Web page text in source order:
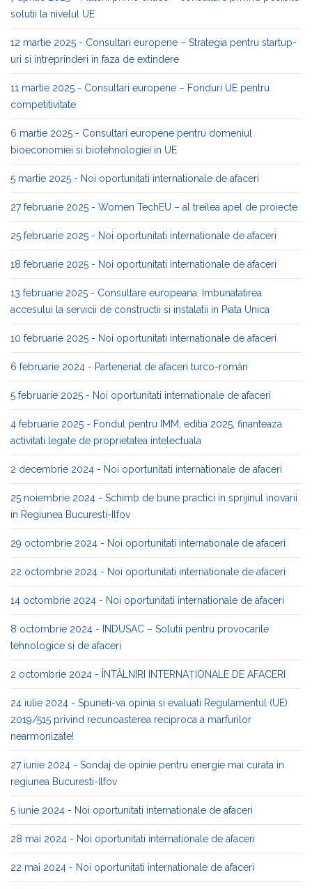
solutii la nivelul UE
12 martie 2025 - Consultari europene – Strategia pentru startup-
uri si intreprinderi in faza de extindere
11 martie 2025 - Consultari europene – Fonduri UE pentru
competitivitate
6 martie 2025 - Consultari europene pentru domeniul
bioeconomiei si biotehnologiei in UE
5 martie 2025 - Noi oportunitati internationale de afaceri
27 februarie 2025 - Women TechEU – al treilea apel de proiecte
25 februarie 2025 - Noi oportunitati internationale de afaceri
18 februarie 2025 - Noi oportunitati internationale de afaceri
13 februarie 2025 - Consultare europeana: Imbunatatirea
accesului la servicii de constructii si instalatii in Piata Unica
10 februarie 2025 - Noi oportunitati internationale de afaceri
6 februarie 2024 - Parteneriat de afaceri turco-român
5 februarie 2025 - Noi oportunitati internationale de afaceri
4 februarie 2025 - Fondul pentru IMM, editia 2025, finanteaza
activitati legate de proprietatea intelectuala
2 decembrie 2024 - Noi oportunitati internationale de afaceri
25 noiembrie 2024 - Schimb de bune practici in sprijinul inovarii
in Regiunea Bucuresti-Ilfov
29 octombrie 2024 - Noi oportunitati internationale de afaceri
22 octombrie 2024 - Noi oportunitati internationale de afaceri
14 octombrie 2024 - Noi oportunitati internationale de afaceri
8 octombrie 2024 - INDUSAC – Solutii pentru provocarile
tehnologice si de afaceri
2 octombrie 2024 - ÎNTÂLNIRI INTERNAȚIONALE DE AFACERI
24 iulie 2024 - Spuneti-va opinia si evaluati Regulamentul (UE)
2019/515 privind recunoasterea reciproca a marfurilor
nearmonizate!
27 iunie 2024 - Sondaj de opinie pentru energie mai curata in
regiunea Bucuresti-Ilfov
5 iunie 2024 - Noi oportunitati internationale de afaceri
28 mai 2024 - Noi oportunitati internationale de afaceri
22 mai 2024 - Noi oportunitati internationale de afaceri